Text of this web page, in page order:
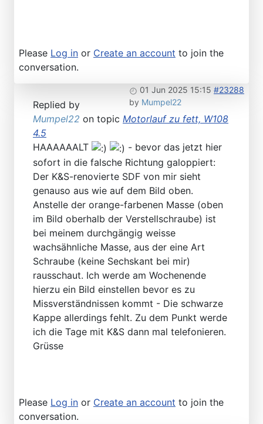
Please Log in or Create an account to join the
conversation.
01 Jun 2025 15:15 #23288
by Mumpel22
Replied by
Mumpel22 on topic Motorlauf zu fett, W108
4.5
HAAAAAALT
- bevor das jetzt hier
sofort in die falsche Richtung galoppiert:
Der K&S-renovierte SDF von mir sieht
genauso aus wie auf dem Bild oben.
Anstelle der orange-farbenen Masse (oben
im Bild oberhalb der Verstellschraube) ist
bei meinem durchgängig weisse
wachsähnliche Masse, aus der eine Art
Schraube (keine Sechskant bei mir)
rausschaut. Ich werde am Wochenende
hierzu ein Bild einstellen bevor es zu
Missverständnissen kommt - Die schwarze
Kappe allerdings fehlt. Zu dem Punkt werde
ich die Tage mit K&S dann mal telefonieren.
Grüsse
Please Log in or Create an account to join the
conversation.